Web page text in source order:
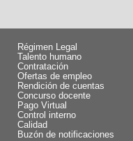
Régimen Legal
Talento humano
Contratación
Ofertas de empleo
Rendición de cuentas
Concurso docente
Pago Virtual
Control interno
Calidad
Buzón de notificaciones